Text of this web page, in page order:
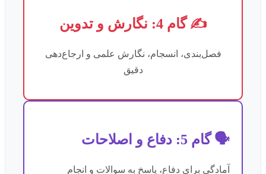
✍️ گام 4: نگارش و تدوین
فصل‌بندی، انسجام، نگارش علمی و ارجاع‌دهی
دقیق
🗣️ گام 5: دفاع و اصلاحات
آمادگی برای دفاع، پاسخ به سوالات و انجام